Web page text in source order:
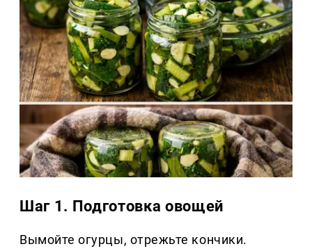
Шаг 1. Подготовка овощей
Вымойте огурцы, отрежьте кончики.